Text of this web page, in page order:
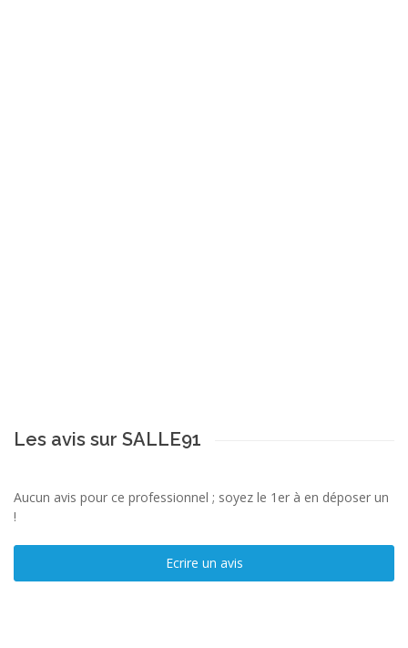
Les avis sur SALLE91
Aucun avis pour ce professionnel ; soyez le 1er à en déposer un
!
Ecrire un avis